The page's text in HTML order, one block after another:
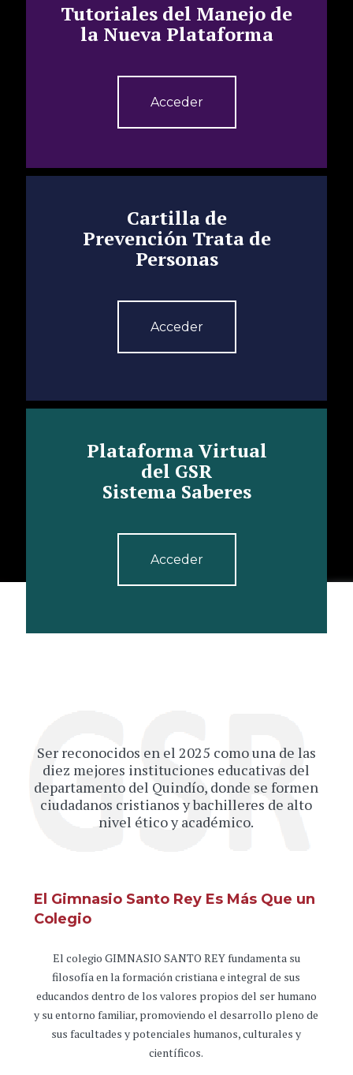
Tutoriales del Manejo de
la Nueva Plataforma
Acceder
Cartilla de
Prevención Trata de
Personas
Acceder
Plataforma Virtual
del GSR
Sistema Saberes
Acceder
Ser reconocidos en el 2025 como una de las
diez mejores instituciones educativas del
departamento del Quindío, donde se formen
ciudadanos cristianos y bachilleres de alto
nivel ético y académico.
El Gimnasio Santo Rey Es Más Que un
Colegio
El colegio GIMNASIO SANTO REY fundamenta su
filosofía en la formación cristiana e integral de sus
educandos dentro de los valores propios del ser humano
y su entorno familiar, promoviendo el desarrollo pleno de
sus facultades y potenciales humanos, culturales y
científicos.